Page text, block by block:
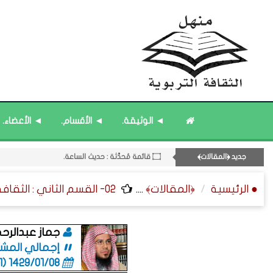
◄ الوثيقة. ◄ الأقسام. ◄ الأعضاء.
جديد ﴿المقالات﴾
۝ قائمة مُحدَّثة : من ﴿جديد﴾ المشاركات.
11- القسم الحادي عشر : ﴿اللقاءات الشخصية - الثقافة المتسلسلة﴾.
۝ قائمة مُثبتة : إدارة منهل الثقافة التربوية.
۝ قائمة مُحدَّثة : حديث الساعة.
● الرئيسية ﴿المقالات﴾ .... 02- القسم الثاني : الثقافة ﴿التربوية - الطلابية﴾ - التربية الخاصة.
جماز
إجمالي
1429/01/08 (06:01 صباحاً)